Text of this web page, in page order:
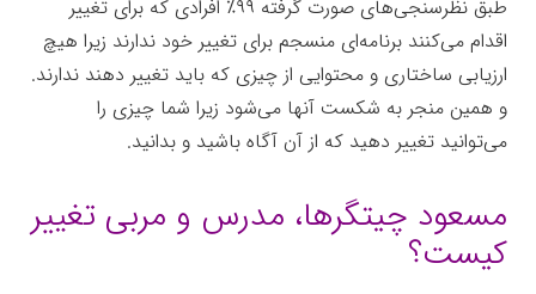
طبق نظرسنجی‌های صورت گرفته ۹۹٪ افرادی که برای تغییر
اقدام می‌کنند برنامه‌ای منسجم برای تغییر خود ندارند زیرا هیچ
ارزیابی ساختاری و محتوایی از چیزی که باید تغییر دهند ندارند.
و همین منجر به شکست آنها می‌شود زیرا شما چیزی را
می‌توانید تغییر دهید که از آن آگاه باشید و بدانید.
مسعود چیتگرها، مدرس و مربی تغییر
کیست؟